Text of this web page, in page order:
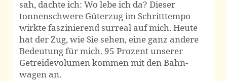
sah, dachte ich: Wo lebe ich da? Dieser
tonnen­schwere Güterzug im Schritt­tempo
wirkte faszinierend surreal auf mich. Heute
hat der Zug, wie Sie sehen, eine ganz andere
Bedeutung für mich. 95 Prozent unserer
Getreide­volumen kommen mit den Bahn­
wagen an.